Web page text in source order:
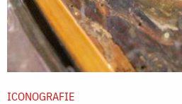
ICONOGRAFIE